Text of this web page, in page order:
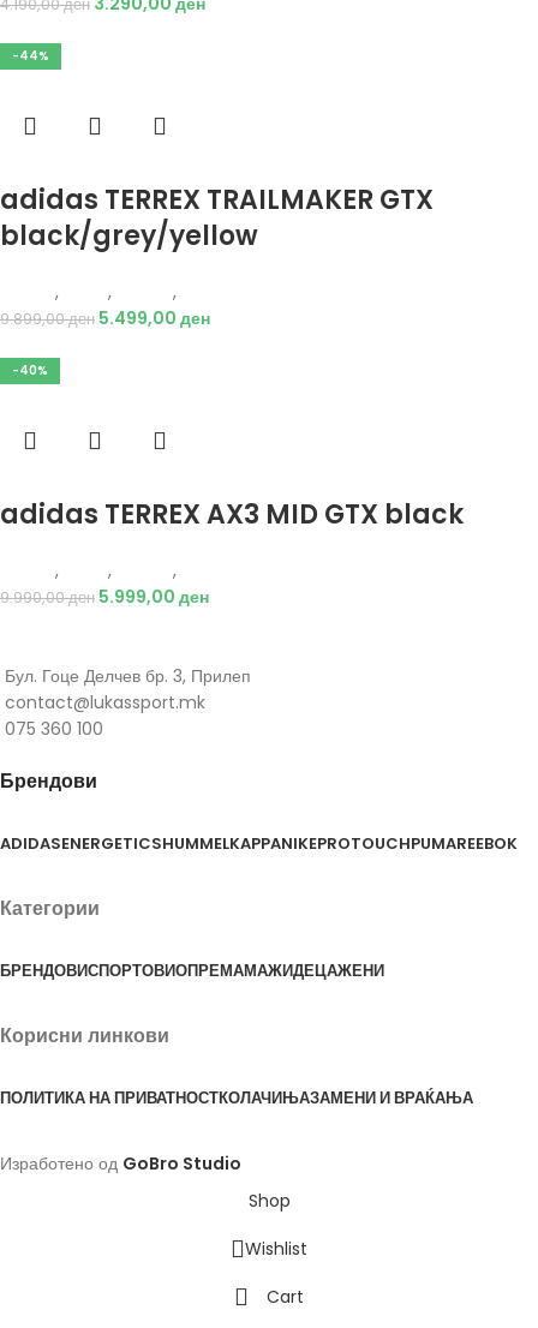
4.190,00ден
-44%
adidas TERREX TRAILMAKER GTX
black/grey/yellow
, , ,
9.899,00ден 5.499,00 ден
-40%
adidas TERREX AX3 MID GTX black
, , ,
9.990,00ден 5.999,00 ден
Бул. Гоце Делчев бр. 3, Прилеп
contact@lukassport.mk
075 360 100
Брендови
ADIDASENERGETICSHUMMELKAPPANIKEPROTOUCHPUMAREEBOK
Категории
БРЕНДОВИСПОРТОВИОПРЕМАМАЖИДЕЦАЖЕНИ
Корисни линкови
ПОЛИТИКА НА ПРИВАТНОСТКОЛАЧИЊАЗАМЕНИ И ВРАЌАЊА
Изработено од GoBro Studio
Shop
Wishlist
Cart